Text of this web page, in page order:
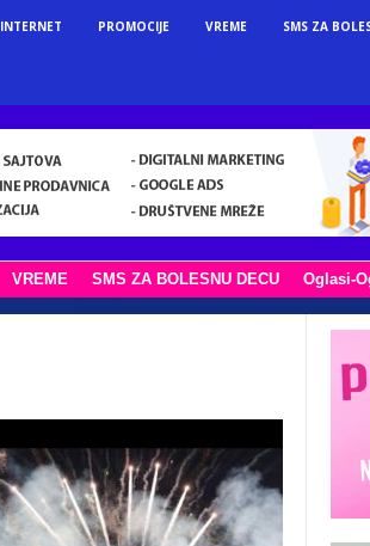
INTERNET PROMOCIJE VREME SMS ZA
VREME SMS ZA BOLESNU DECU Oglasi-